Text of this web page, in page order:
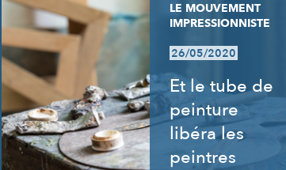
LE MOUVEMENT
IMPRESSIONNISTE
26/05/2020
Et le tube de
peinture
libéra les
peintres